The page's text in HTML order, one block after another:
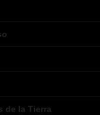
de la Tierra